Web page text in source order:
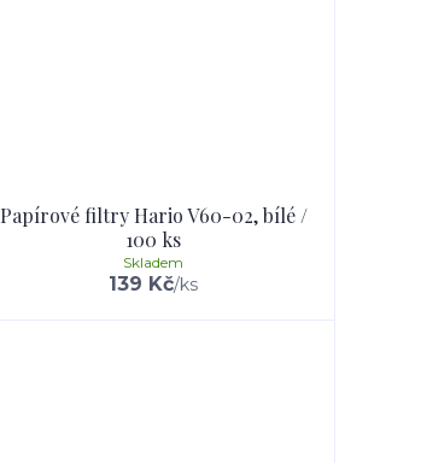
Papírové filtry Hario V60-02, bílé /
100 ks
139 Kč/ks
Skladem